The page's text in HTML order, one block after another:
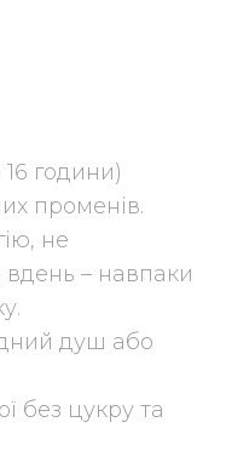
години)
променів.
не
вдень – навпаки
душ або
без цукру та